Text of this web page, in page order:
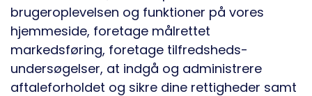
brugeroplevelsen og funktioner på vores
hjemmeside, foretage målrettet
markedsføring, foretage tilfredsheds-
undersøgelser, at indgå og administrere
aftaleforholdet og sikre dine rettigheder samt